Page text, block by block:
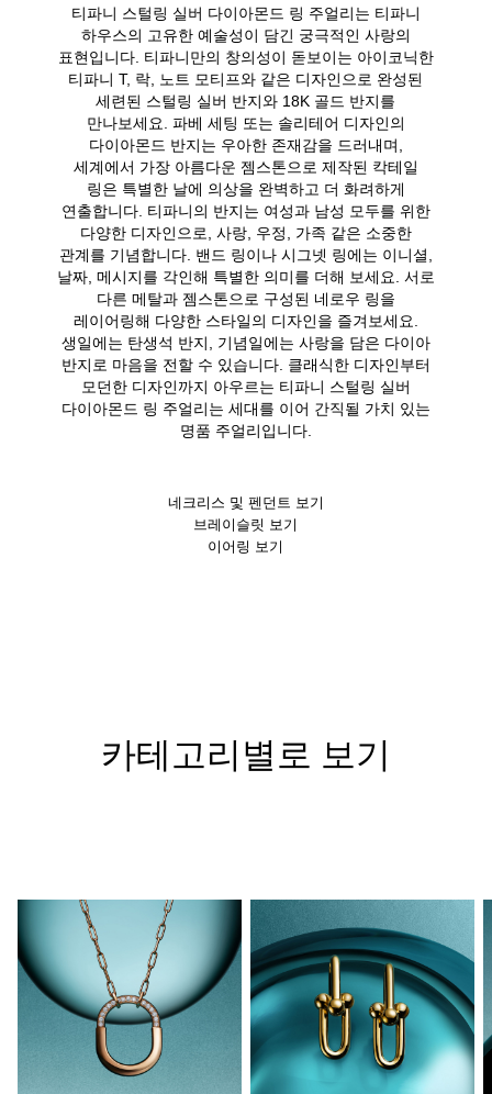
티파니 스털링 실버 다이아몬드 링 주얼리는 티파니
하우스의 고유한 예술성이 담긴 궁극적인 사랑의
표현입니다. 티파니만의 창의성이 돋보이는 아이코닉한
티파니 T, 락, 노트 모티프와 같은 디자인으로 완성된
세련된 스털링 실버 반지와 18K 골드 반지를
만나보세요. 파베 세팅 또는 솔리테어 디자인의
다이아몬드 반지는 우아한 존재감을 드러내며,
세계에서 가장 아름다운 젬스톤으로 제작된 칵테일
링은 특별한 날에 의상을 완벽하고 더 화려하게
연출합니다. 티파니의 반지는 여성과 남성 모두를 위한
다양한 디자인으로, 사랑, 우정, 가족 같은 소중한
관계를 기념합니다. 밴드 링이나 시그넷 링에는 이니셜,
날짜, 메시지를 각인해 특별한 의미를 더해 보세요. 서로
다른 메탈과 젬스톤으로 구성된 네로우 링을
레이어링해 다양한 스타일의 디자인을 즐겨보세요.
생일에는 탄생석 반지, 기념일에는 사랑을 담은 다이아
반지로 마음을 전할 수 있습니다. 클래식한 디자인부터
모던한 디자인까지 아우르는 티파니 스털링 실버
다이아몬드 링 주얼리는 세대를 이어 간직될 가치 있는
명품 주얼리입니다.
네크리스 및 펜던트 보기
브레이슬릿 보기
이어링 보기
카테고리별로 보기